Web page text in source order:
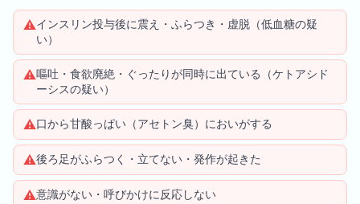
⚠️インスリン投与後に震え・ふらつき・虚脱（低血糖の疑
い）
⚠️嘔吐・食欲廃絶・ぐったりが同時に出ている（ケトアシド
ーシスの疑い）
⚠️口から甘酸っぱい（アセトン臭）においがする
⚠️後ろ足がふらつく・立てない・発作が起きた
⚠️意識がない・呼びかけに反応しない